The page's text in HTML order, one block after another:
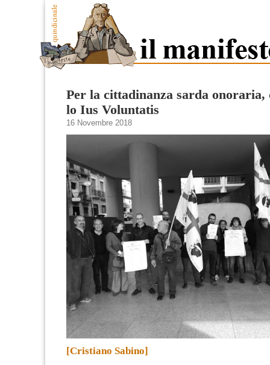
Per la cittadinanza sarda onoraria,
lo Ius Voluntatis
16 Novembre 2018
[Cristiano Sabino]